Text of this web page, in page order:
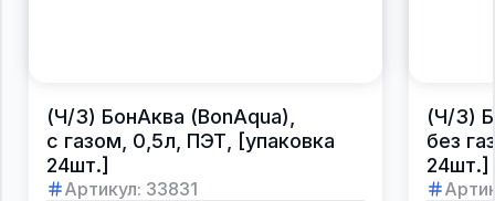
(Ч/З) БонАква (BonAqua),
с газом, 0,5л, ПЭТ, [упаковка
24шт.]
Артикул: 33831
(Ч/З)
без
24шт.]